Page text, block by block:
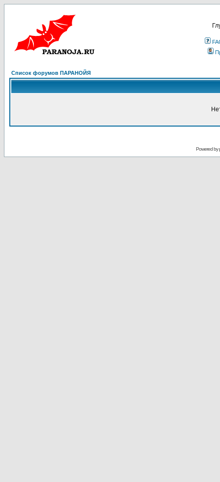
Список форумов ПАРАНОЙЯ
Powered by